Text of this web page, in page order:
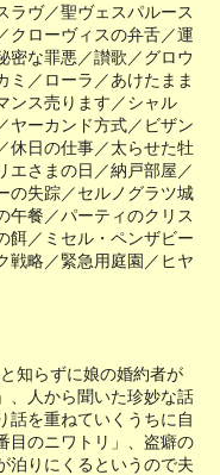
ラヴ／聖ヴェスパルース
クローヴィスの弁舌／運
密な罪悪／讃歌／グロウ
ミ／ローラ／あけたまま
ンス売ります／シャル
ヤーカンド方式／ビザン
休日の仕事／太らせた牡
エさまの日／納戸部屋／
の失踪／セルノグラツ城
午餐／パーティのクリス
餌／ミセル・ペンザビー
戦略／緊急用庭園／ヒヤ
知らずに娘の婚約者が
、人から聞いた珍妙な話
話を重ねていくうちに自
目のニワトリ」、盗癖の
泊りにくるというので夫